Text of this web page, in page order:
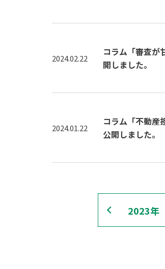
2024.02.22
コラム「審査が
開しました。
2024.01.22
コラム「不動産
公開しました。
2023年